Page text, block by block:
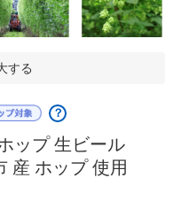
する
？
ップ 生ビール
産 ホップ 使用